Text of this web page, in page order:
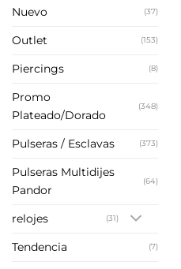
Nuevo (37)
Outlet (153)
Piercings (8)
Promo
Plateado/Dorado
(348)
Pulseras / Esclavas (373)
Pulseras Multidijes
Pandor
(64)
relojes (31)
Tendencia (7)